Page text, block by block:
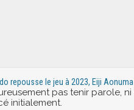
repousse le jeu à 2023, Eiji
pas tenir parole,
initialement.